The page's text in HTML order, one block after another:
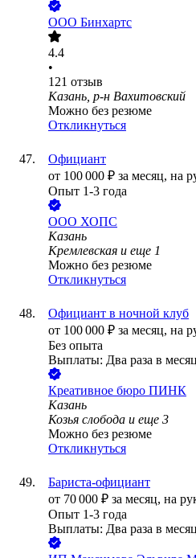
ООО Бинхартс
4.4
•
121 отзыв
Казань, р-н Вахитовский
Можно без резюме
Откликнуться
Официант
от 100 000 ₽ за месяц, на
Опыт 1-3 года
ООО ХОПС
Казань
Кремлевская и еще 1
Можно без резюме
Откликнуться
Официант в ночной клуб
от 100 000 ₽ за месяц, на
Без опыта
Выплаты: Два раза в месяц
Креативное бюро ПИНК
Казань
Козья слобода и еще 3
Можно без резюме
Откликнуться
Бариста-официант
от 70 000 ₽ за месяц, на
Опыт 1-3 года
Выплаты: Два раза в месяц